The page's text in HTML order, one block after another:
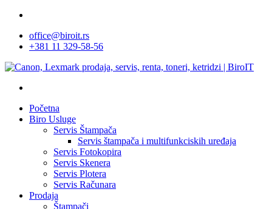
Skip
main
content
office@biroit.rs
+381 11 329-58-56
Početna
Biro Usluge
Servis Štampača
Servis štampača i multifunkciskih uređaja
Servis Fotokopira
Servis Skenera
Servis Plotera
Servis Računara
Prodaja
Štampači